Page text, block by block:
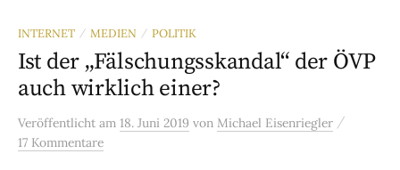
INTERNET / MEDIEN / POLITIK
Ist der „Fälschungsskandal“ der ÖVP
auch wirklich einer?
Veröffentlicht am 18. Juni 2019 von Michael Eisenriegler /
17 Kommentare